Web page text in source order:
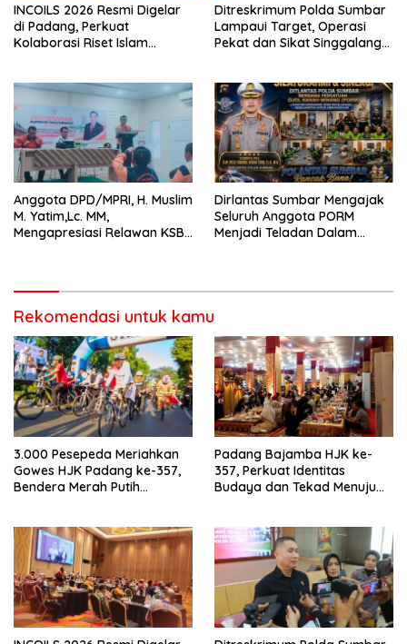
INCOILS 2026 Resmi Digelar
di Padang, Perkuat
Kolaborasi Riset Islam
Ditreskrimum Polda Sumbar
Lampaui Target, Operasi
Pekat dan Sikat Singgalang
Anggota DPD/MPRI, H. Muslim
M. Yatim,Lc. MM,
Mengapresiasi Relawan KSB
Dirlantas Sumbar Mengajak
Seluruh Anggota PORM
Menjadi Teladan Dalam
Rekomendasi untuk kamu
3.000 Pesepeda Meriahkan
Gowes HJK Padang ke-357,
Bendera Merah Putih
Padang Bajamba HJK ke-
357, Perkuat Identitas
Budaya dan Tekad Menuju